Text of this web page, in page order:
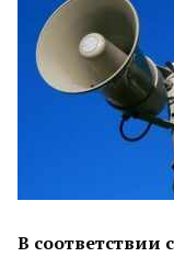
В соответствии